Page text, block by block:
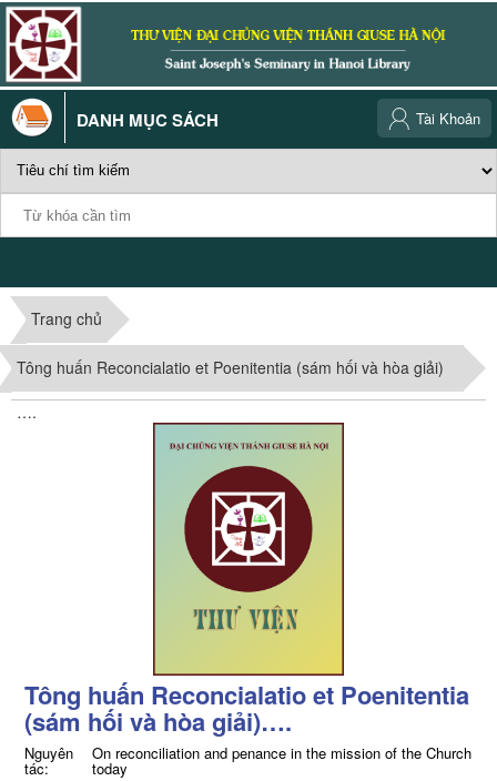
DANH MỤC SÁCH Tài Khoản
Trang chủ
Tông huấn Reconcialatio et Poenitentia (sám hối và hòa giải)
….
Tông huấn Reconcialatio et Poenitentia
(sám hối và hòa giải)….
Nguyên
tác:
On reconciliation and penance in the mission of the Church
today